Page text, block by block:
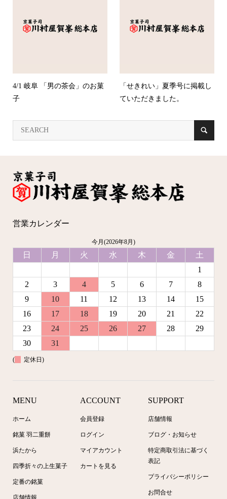
4/1 岐阜 「男の茶会」のお菓
子
「せきれい」夏季号に掲載し
ていただきました。
営業カレンダー
今月(2026年8月)
日 月 火 水 木 金
土
1
2
3 4 5 6 7
8
9
10 11 12 13 14
15
16
17 18 19 20 21
22
23
24 25 26 27 28
29
30
31
( 定休日)
MENU
ホーム
銘菓 羽二重餅
浜たから
四季折々の上生菓子
定番の銘菓
ACCOUNT
会員登録
ログイン
マイアカウント
カートを見る
SUPPORT
店舗情報
ブログ・お知らせ
特定商取引法に基づく
表記
プライバシーポリシー
お問合せ